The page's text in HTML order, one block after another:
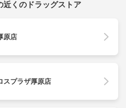
近くのドラッグストア
原店
スプラザ厚原店